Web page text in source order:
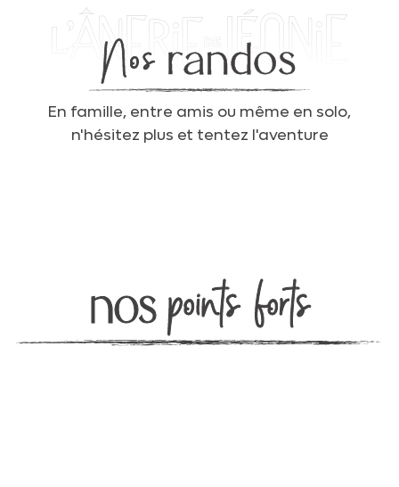
En famille, entre amis ou même en solo,
n'hésitez plus et tentez l'aventure
nospoints forts